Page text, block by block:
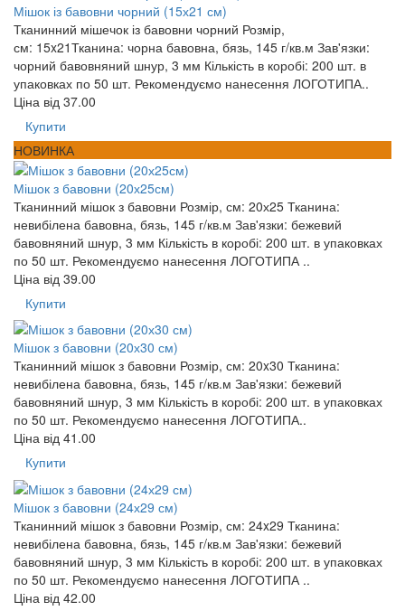
Мішок із бавовни чорний (15х21 см)
Тканинний мішечок із бавовни чорний Розмір,
см: 15x21Тканина: чорна бавовна, бязь, 145 г/кв.м Зав'язки:
чорний бавовняний шнур, 3 мм Кількість в коробі: 200 шт. в
упаковках по 50 шт. Рекомендуємо нанесення ЛОГОТИПА..
Ціна від 37.00
Купити
НОВИНКА
Мішок з бавовни (20х25см)
Тканинний мішок з бавовни Розмір, см: 20х25 Тканина:
невибілена бавовна, бязь, 145 г/кв.м Зав'язки: бежевий
бавовняний шнур, 3 мм Кількість в коробі: 200 шт. в упаковках
по 50 шт. Рекомендуємо нанесення ЛОГОТИПА ..
Ціна від 39.00
Купити
Мішок з бавовни (20х30 см)
Тканинний мішок з бавовни Розмір, см: 20x30 Тканина:
невибілена бавовна, бязь, 145 г/кв.м Зав'язки: бежевий
бавовняний шнур, 3 мм Кількість в коробі: 200 шт. в упаковках
по 50 шт. Рекомендуємо нанесення ЛОГОТИПА..
Ціна від 41.00
Купити
Мішок з бавовни (24х29 см)
Тканинний мішок з бавовни Розмір, см: 24x29 Тканина:
невибілена бавовна, бязь, 145 г/кв.м Зав'язки: бежевий
бавовняний шнур, 3 мм Кількість в коробі: 200 шт. в упаковках
по 50 шт. Рекомендуємо нанесення ЛОГОТИПА ..
Ціна від 42.00